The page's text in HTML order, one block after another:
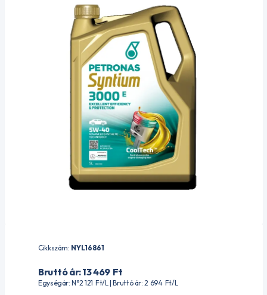
Cikkszám: NYL16861
Bruttó ár: 13 469 Ft
Egységár: N°2 121 Ft/L | Bruttó ár: 2 694 Ft/L